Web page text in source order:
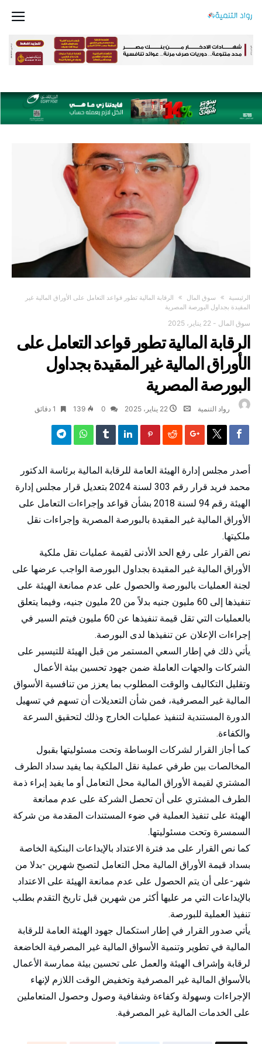
‫الرئيسية‬ سوق المال
الرقابة المالية تطور قواعد التعامل على الأوراق المالية غير
المقيدة بجداول البورصة المصرية
سوق المال - 22 يناير، 2025
الرقابة المالية تطور قواعد التعامل على
الأوراق المالية غير المقيدة بجداول
البورصة المصرية
رواد التنمية 22 يناير، 2025 139 1 ‫دقائق‬
أصدر مجلس إدارة الهيئة العامة للرقابة المالية برئاسة الدكتور
محمد فريد قرار رقم 303 لسنة 2024 بتعديل قرار مجلس إدارة
الهيئة رقم 94 لسنة 2018 بشأن قواعد وإجراءات التعامل على
الأوراق المالية غير المقيدة بالبورصة المصرية وإجراءات نقل
ملكيتها.
نص القرار على رفع الحد الأدنى لقيمة عمليات نقل ملكية
الأوراق المالية غير المقيدة بجداول البورصة الواجب عرضها على
لجنة العمليات بالبورصة والحصول على عدم ممانعة الهيئة على
تنفيذها إلى 60 مليون جنيه بدلاً من 20 مليون جنيه، وفيما يتعلق
بالعمليات التي تقل قيمة تنفيذها عن 60 مليون فيتم السير في
إجراءات الإعلان عن تنفيذها لدى البورصة.
يأتي ذلك في إطار السعي المستمر من قبل الهيئة للتيسير على
الشركات والجهات العاملة ضمن جهود تحسين بيئة الأعمال
وتقليل التكاليف والوقت المطلوب بما يعزز من تنافسية الأسواق
المالية غير المصرفية، فمن شأن التعديلات أن تسهم في تسهيل
الدورة المستندية لتنفيذ عمليات الخارج وذلك لتحقيق السرعة
والكفاءة.
كما أجاز القرار لشركات الوساطة وتحت مسئوليتها بقبول
المخالصات بين طرفي عملية نقل الملكية بما يفيد سداد الطرف
المشتري لقيمة الأوراق المالية محل التعامل أو ما يفيد إبراء ذمة
الطرف المشتري على أن تحصل الشركة على عدم ممانعة
الهيئة على تنفيذ العملية في ضوء المستندات المقدمة من شركة
السمسرة وتحت مسئوليتها.
كما نص القرار على مد فترة الاعتداد بالإيداعات البنكية الخاصة
بسداد قيمة الأوراق المالية محل التعامل لتصبح شهرين -بدلا من
شهر-على أن يتم الحصول على عدم ممانعة الهيئة على الاعتداد
بالإيداعات التي مر عليها أكثر من شهرين قبل تاريخ التقدم بطلب
تنفيذ العملية للبورصة.
يأتي صدور القرار في إطار استكمال جهود الهيئة العامة للرقابة
المالية في تطوير وتنمية الأسواق المالية غير المصرفية الخاضعة
لرقابة وإشراف الهيئة والعمل على تحسين بيئة ممارسة الأعمال
بالأسواق المالية غير المصرفية وتخفيض الوقت اللازم لإنهاء
الإجراءات وسهولة وكفاءة وشفافية وصول وحصول المتعاملين
على الخدمات المالية غير المصرفية.